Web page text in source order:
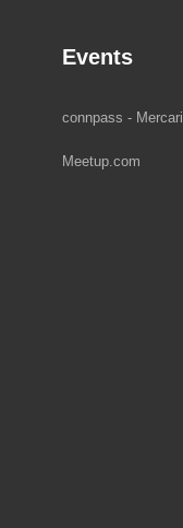
Events
connpass - Mercari
Meetup.com